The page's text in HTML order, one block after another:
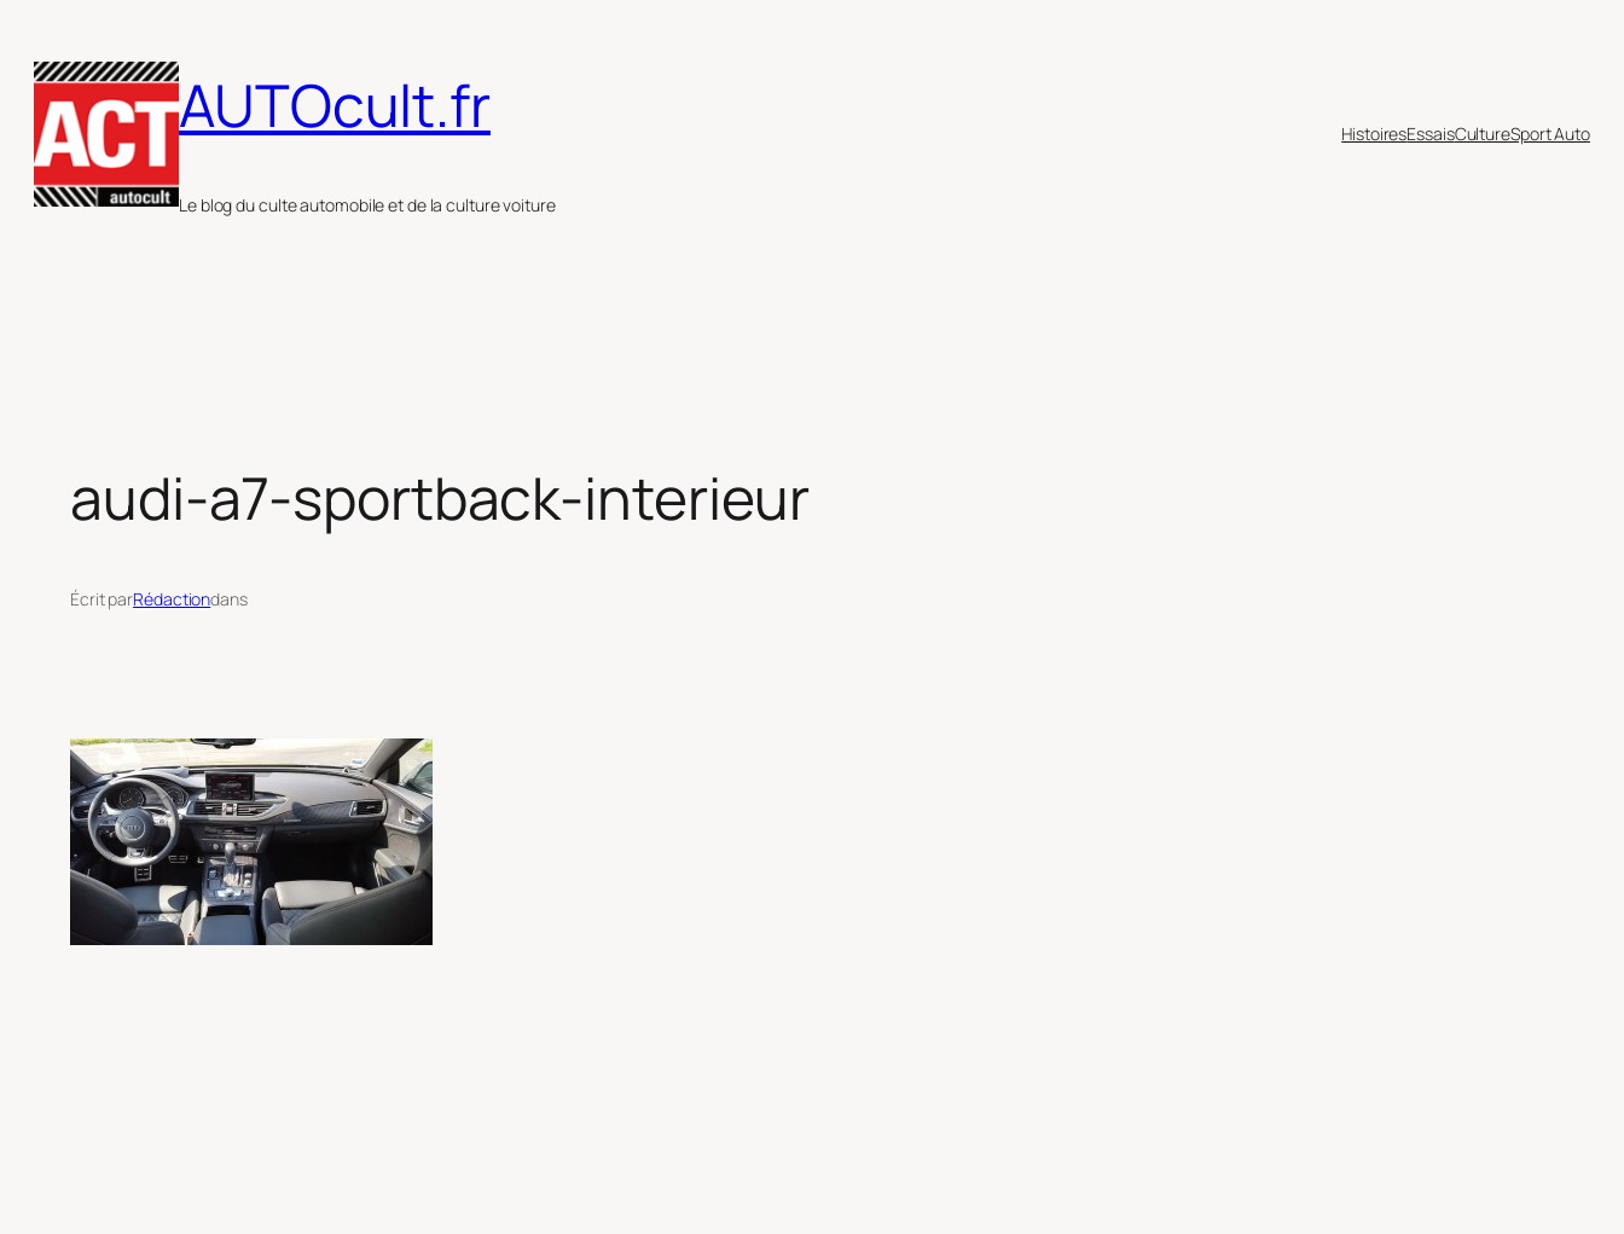
au
contenu
AUTOcult.fr
Le blog du culte automobile et de la culture voiture
HistoiresEssaisCultureSport Auto
audi-a7-sportback-interieur
Écrit parRédactiondans